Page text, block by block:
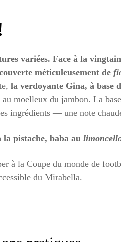
variées. Face à la
méticuleusement de
la verdoyante Gina, à base
moelleux du jambon. La
ingrédients — une note
la pistache, baba au
à la Coupe du monde de
du Mirabella.